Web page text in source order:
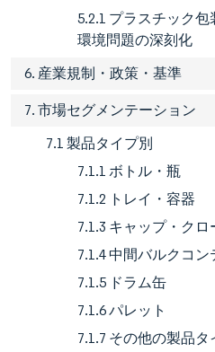
5.2.1 プラスチック
環境問題の深刻化
6. 産業規制・政策・基準
7. 市場セグメンテーション
7.1 製品タイプ別
7.1.1 ボトル・瓶
7.1.2 トレイ・容器
7.1.3 キャップ・クロ
7.1.4 中間バルクコン
7.1.5 ドラム缶
7.1.6 パレット
7.1.7 その他の製品タ